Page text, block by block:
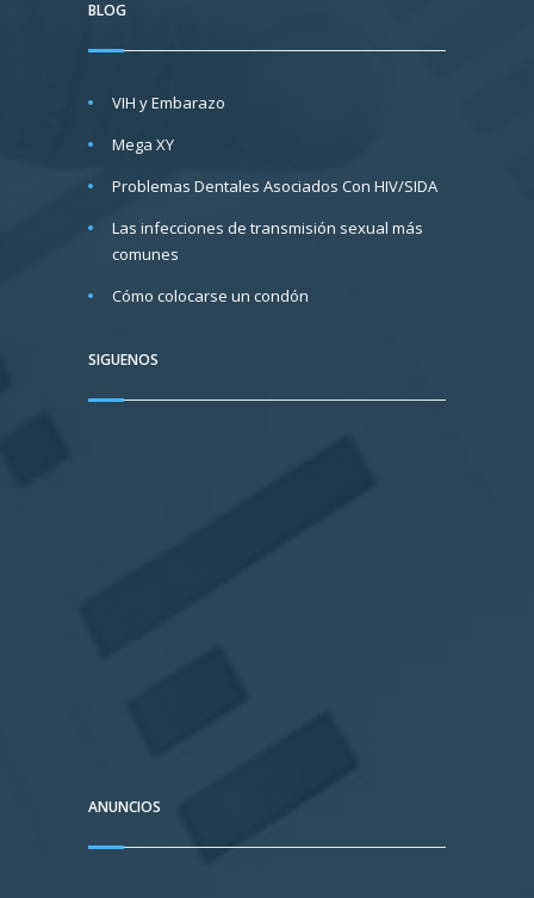
BLOG
VIH y Embarazo
Mega XY
Problemas Dentales Asociados Con HIV/SIDA
Las infecciones de transmisión sexual más
comunes
Cómo colocarse un condón
SIGUENOS
ANUNCIOS